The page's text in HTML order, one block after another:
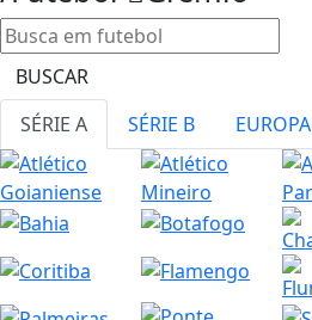
BUSCAR
SÉRIE A
SÉRIE B EUROPA